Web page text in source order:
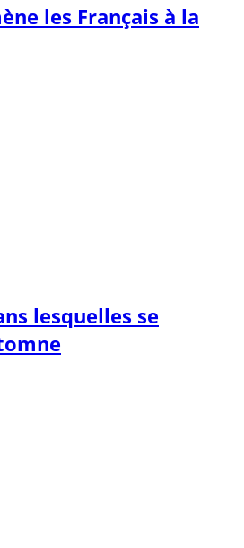
les Français à la
lesquelles se